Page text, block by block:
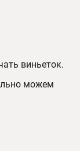
виньеток.
можем